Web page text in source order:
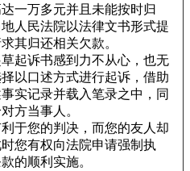
一万多元并且未能按时归
人民法院以法律文书形式提
其归还相关欠款。
起诉书感到力不从心，也无
以口述方式进行起诉，借助
实记录并载入笔录之中，同
方当事人。
于您的判决，而您的友人却
您有权向法院申请强制执
的顺利实施。